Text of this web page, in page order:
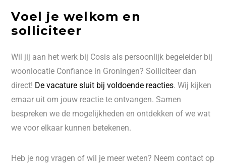
Voel je welkom en
solliciteer
Wil jij aan het werk bij Cosis als persoonlijk begeleider bij
woonlocatie Confiance in Groningen? Solliciteer dan
direct! De vacature sluit bij voldoende reacties. Wij kijken
ernaar uit om jouw reactie te ontvangen. Samen
bespreken we de mogelijkheden en ontdekken of we wat
we voor elkaar kunnen betekenen.
Heb je nog vragen of wil je meer weten? Neem contact op